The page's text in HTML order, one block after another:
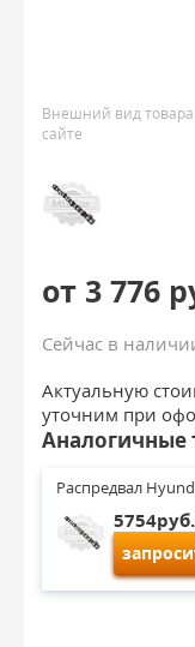
Внешний вид
сайте
от 3 776
Сейчас в
Актуальную
уточним при
Аналогичные
Распредвал